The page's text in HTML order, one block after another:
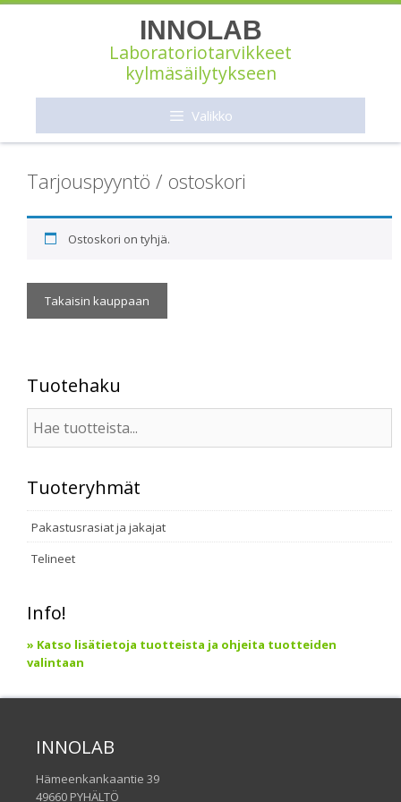
Siirry
INNOLAB
Laboratoriotarvikkeet
kylmäsäilytykseen
Valikko
Tarjouspyyntö / ostoskori
Ostoskori on tyhjä.
Takaisin kauppaan
Tuotehaku
Tuoteryhmät
Pakastusrasiat ja jakajat
Telineet
Info!
» Katso lisätietoja tuotteista ja ohjeita tuotteiden
valintaan
INNOLAB
Hämeenkankaantie 39
49660 PYHÄLTÖ